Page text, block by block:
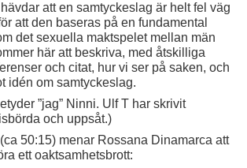
att en samtyckeslag är helt fel väg
att den baseras på en fundamental
det sexuella maktspelet mellan män
här att beskriva, med åtskilliga
och citat, hur vi ser på saken, och
idén om samtyckeslag.
”jag” Ninni. Ulf T har skrivit
och uppsåt.)
(ca 50:15) menar Rossana Dinamarca att
ett oaktsamhetsbrott: